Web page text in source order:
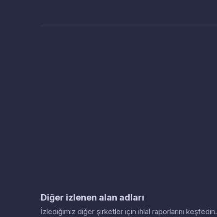
Diğer izlenen alan adları
İzlediğimiz diğer şirketler için ihlal raporlarını